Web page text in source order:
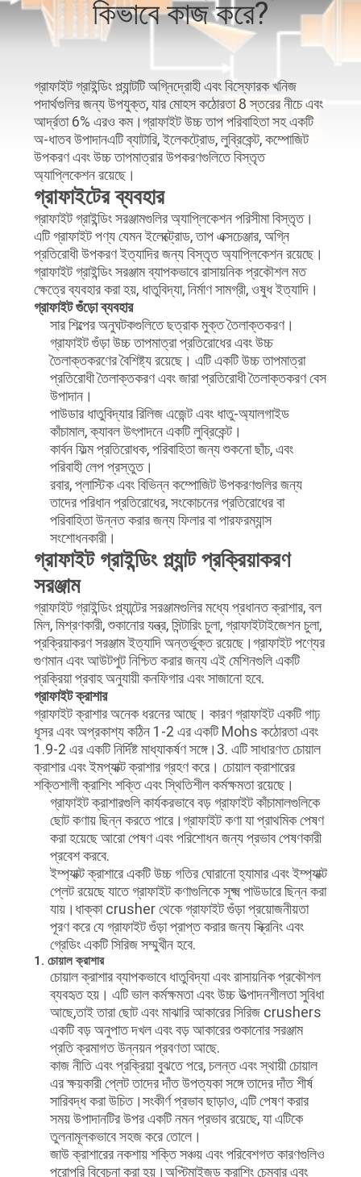
নিয়ন্ত্রণ
করুন
মামলা
সাইট
ম্যাপ
গোপনীয়তা
কিভাবে কাজ করে?
গ্রাফাইট গ্রাইন্ডিং প্ল্যান্টটি অগ্নিদ্রোহী এবং বিস্ফোরক খনিজ
পদার্থগুলির জন্য উপযুক্ত, যার মোহস কঠোরতা 8 স্তরের নীচে এবং
আর্দ্রতা 6% এরও কম।গ্রাফাইট উচ্চ তাপ পরিবাহিতা সহ একটি
অ-ধাতব উপাদানএটি ব্যাটারি, ইলেকট্রোড, লুব্রিকেন্ট, কম্পোজিট
উপকরণ এবং উচ্চ তাপমাত্রার উপকরণগুলিতে বিস্তৃত
অ্যাপ্লিকেশন রয়েছে।
গ্রাফাইটের ব্যবহার
গ্রাফাইট গ্রাইন্ডিং সরঞ্জামগুলির অ্যাপ্লিকেশন পরিসীমা বিস্তৃত।
এটি গ্রাফাইট পণ্য যেমন ইলেক্ট্রোড, তাপ এক্সচেঞ্জার, অগ্নি
প্রতিরোধী উপকরণ ইত্যাদির জন্য বিস্তৃত অ্যাপ্লিকেশন রয়েছে।
গ্রাফাইট গ্রাইন্ডিং সরঞ্জাম ব্যাপকভাবে রাসায়নিক প্রকৌশল মত
ক্ষেত্রে ব্যবহার করা হয়, ধাতুবিদ্যা, নির্মাণ সামগ্রী, ওষুধ ইত্যাদি।
গ্রাফাইট গুঁড়ো ব্যবহার
সার শিল্পের অনুঘটকগুলিতে ছত্রাক মুক্ত তৈলাক্তকরণ।
গ্রাফাইট গুঁড়া উচ্চ তাপমাত্রা প্রতিরোধের এবং উচ্চ
তৈলাক্তকরণের বৈশিষ্ট্য রয়েছে। এটি একটি উচ্চ তাপমাত্রা
প্রতিরোধী তৈলাক্তকরণ এবং জারা প্রতিরোধী তৈলাক্তকরণ বেস
উপাদান।
পাউডার ধাতুবিদ্যার রিলিজ এজেন্ট এবং ধাতু-অ্যালগাইড
কাঁচামাল, ক্যাবল উৎপাদনে একটি লুব্রিকেন্ট।
কার্বন ফিল্ম প্রতিরোধক, পরিবাহিতা জন্য শুকনো ছাঁচ, এবং
পরিবাহী লেপ প্রস্তুত।
রবার, প্লাস্টিক এবং বিভিন্ন কম্পোজিট উপকরণগুলির জন্য
তাদের পরিধান প্রতিরোধের, সংকোচনের প্রতিরোধের বা
পরিবাহিতা উন্নত করার জন্য ফিলার বা পারফরম্যান্স
সংশোধনকারী।
গ্রাফাইট গ্রাইন্ডিং প্ল্যান্ট প্রক্রিয়াকরণ
সরঞ্জাম
গ্রাফাইট গ্রাইন্ডিং প্ল্যান্টের সরঞ্জামগুলির মধ্যে প্রধানত ক্রাশার, বল
মিল, মিশ্রণকারী, শুকানোর যন্ত্র, সিন্টারিং চুলা, গ্রাফাইটাইজেশন চুলা,
প্রক্রিয়াকরণ সরঞ্জাম ইত্যাদি অন্তর্ভুক্ত রয়েছে।গ্রাফাইট পণ্যের
গুণমান এবং আউটপুট নিশ্চিত করার জন্য এই মেশিনগুলি একটি
প্রক্রিয়া প্রবাহ অনুযায়ী কনফিগার এবং সাজানো হবে.
গ্রাফাইট ক্রাশার
গ্রাফাইট ক্রাশার অনেক ধরনের আছে। কারণ গ্রাফাইট একটি গাঢ়
ধূসর এবং অপ্রকাশ্য কঠিন 1-2 এর একটি Mohs কঠোরতা এবং
1.9-2 এর একটি নির্দিষ্ট মাধ্যাকর্ষণ সঙ্গে।3. এটি সাধারণত চোয়াল
ক্রাশার এবং ইমপ্যাক্ট ক্রাশার গ্রহণ করে। চোয়াল ক্রাশারের
শক্তিশালী ক্রাশিং শক্তি এবং স্থিতিশীল কর্মক্ষমতা রয়েছে।
গ্রাফাইট ক্রাশারগুলি কার্যকরভাবে বড় গ্রাফাইট কাঁচামালগুলিকে
ছোট কণায় ছিন্ন করতে পারে।গ্রাফাইট কণা যা প্রাথমিক পেষণ
করা হয়েছে আরো পেষণ এবং পরিশোধন জন্য প্রভাব পেষণকারী
প্রবেশ করবে.
ইম্প্যাক্ট ক্রাশারে একটি উচ্চ গতির ঘোরানো হ্যামার এবং ইম্প্যাক্ট
প্লেট রয়েছে যাতে গ্রাফাইট কণাগুলিকে সূক্ষ্ম পাউডারে ছিন্ন করা
যায়।ধাক্কা crusher থেকে গ্রাফাইট গুঁড়া প্রয়োজনীয়তা
পূরণ করে যে গ্রাফাইট গুঁড়া প্রাপ্ত করার জন্য স্ক্রিনিং এবং
গ্রেডিং একটি সিরিজ সম্মুখীন হবে.
1. চোয়াল ক্রাশার
চোয়াল ক্রাশার ব্যাপকভাবে ধাতুবিদ্যা এবং রাসায়নিক প্রকৌশল
ব্যবহৃত হয়। এটি ভাল কর্মক্ষমতা এবং উচ্চ উত্পাদনশীলতা সুবিধা
আছে,তাই তারা ছোট এবং মাঝারি আকারের সিরিজ crushers
একটি বড় অনুপাত দখল এবং বড় আকারের শুকানোর সরঞ্জাম
প্রতি ক্রমাগত উন্নয়ন প্রবণতা আছে.
কাজ নীতি এবং প্রক্রিয়া বুঝতে পরে, চলন্ত এবং স্থায়ী চোয়াল
এর ক্ষয়কারী প্লেট তাদের দাঁত উপত্যকা সঙ্গে তাদের দাঁত শীর্ষ
সারিবদ্ধ করা উচিত।সংকীর্ণ প্রভাব ছাড়াও, এটি পেষণ করার
সময় উপাদানটির উপর একটি নমন প্রভাব রয়েছে, যা এটিকে
তুলনামূলকভাবে সহজ করে তোলে।
জাউ ক্রাশারের নকশায় শক্তি সঞ্চয় এবং পরিবেশগত কারণগুলিও
পুরোপুরি বিবেচনা করা হয়।অপ্টিমাইজড ক্রাশিং চেম্বার এবং